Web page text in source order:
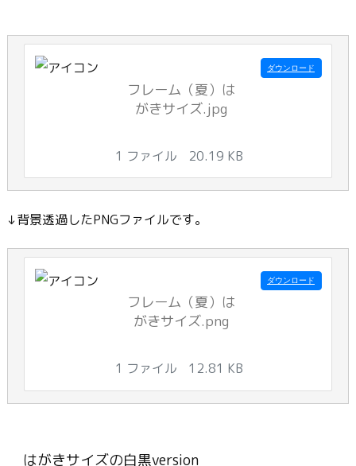
フレーム（夏）は
がきサイズ.jpg
1 ファイル 20.19 KB
ダウンロード
↓背景透過したPNGファイルです。
フレーム（夏）は
がきサイズ.png
1 ファイル 12.81 KB
ダウンロード
はがきサイズの白黒version